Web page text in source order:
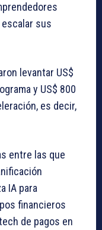
escalar sus
levantar US$
y US$ 800
es decir,
entre las que
IA para
financieros
de pagos en